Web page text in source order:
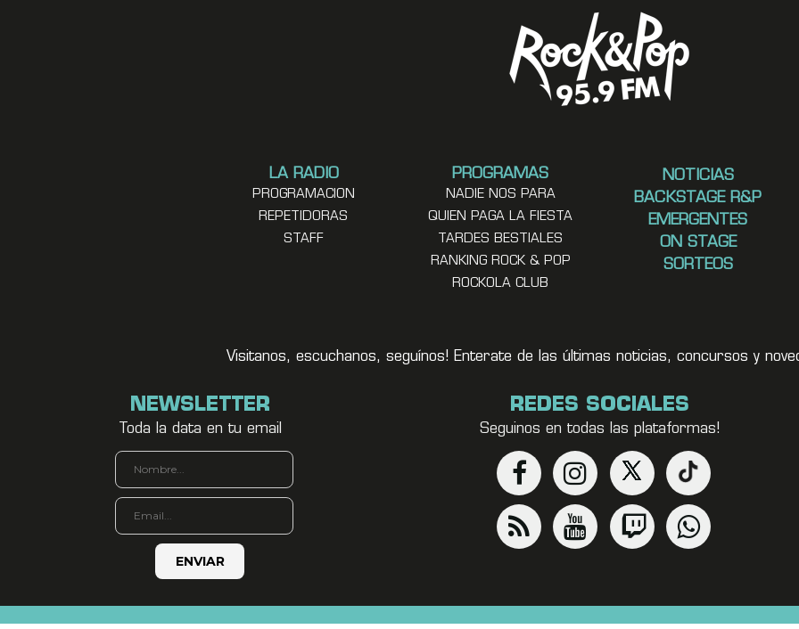
LA RADIO
PROGRAMACION
REPETIDORAS
STAFF
PROGRAMAS
NADIE NOS PARA
QUIEN PAGA LA FIESTA
TARDES BESTIALES
RANKING ROCK & POP
ROCKOLA CLUB
NOTICIAS
BACKSTAGE R&P
EMERGENTES
ON STAGE
SORTEOS
Visitanos, escuchanos, seguínos! Enterate de las últimas noticias, concursos y
NEWSLETTER
Toda la data en tu email
REDES SOCIALES
Seguinos en todas las plataformas!